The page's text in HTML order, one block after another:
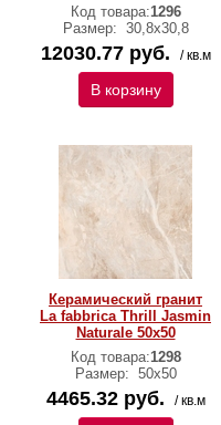
Код товара:1296
Размер: 30,8х30,8
12030.77 руб. / кв.м
В корзину
Керамический гранит
La fabbrica Thrill Jasmin
Naturale 50х50
Код товара:1298
Размер: 50х50
4465.32 руб. / кв.м